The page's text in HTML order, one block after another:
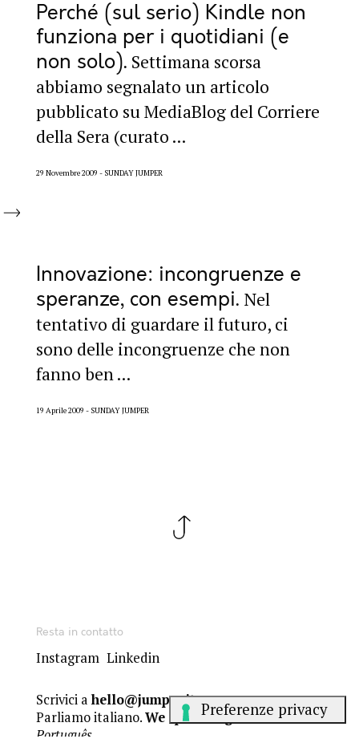
Perché (sul serio) Kindle non
funziona per i quotidiani (e
non solo) Settimana scorsa
abbiamo segnalato un articolo
pubblicato su MediaBlog del Corriere
della Sera (curato ...
29 Novembre 2009 SUNDAY JUMPER
Innovazione: incongruenze e
speranze, con esempi Nel
tentativo di guardare il futuro, ci
sono delle incongruenze che non
fanno ben ...
19 Aprile 2009 SUNDAY JUMPER
Resta in contatto
Instagram Linkedin
Scrivici ahello@jumper.it
Parliamo italiano.We speak English.Falamos
Português.